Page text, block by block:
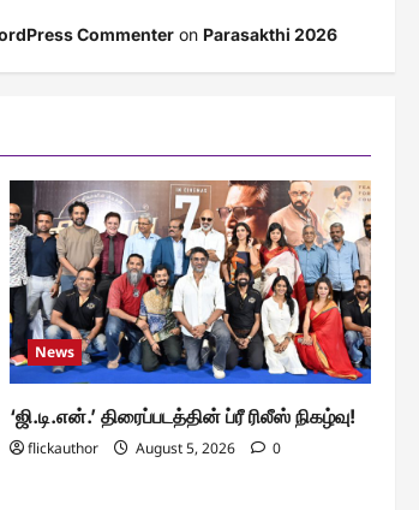
Commenteron Parasakthi 2026
News
‘ஜி.டி.என்.’ திரைப்படத்தின் ப்ரீ ரிலீஸ் நிகழ்வு!
flickauthor August 5, 2026 0